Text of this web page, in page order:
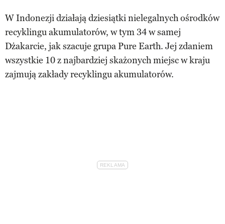
W Indonezji działają dziesiątki nielegalnych ośrodków
recyklingu akumulatorów, w tym 34 w samej
Dżakarcie, jak szacuje grupa Pure Earth. Jej zdaniem
wszystkie 10 z najbardziej skażonych miejsc w kraju
zajmują zakłady recyklingu akumulatorów.